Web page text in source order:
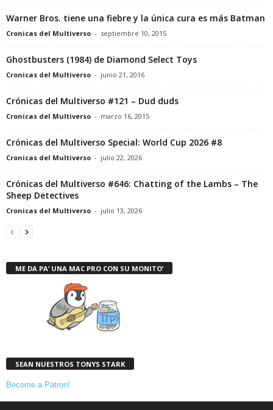
Warner Bros. tiene una fiebre y la única cura es más Batman
Cronicas del Multiverso - septiembre 10, 2015
Ghostbusters (1984) de Diamond Select Toys
Cronicas del Multiverso - junio 21, 2016
Crónicas del Multiverso #121 – Dud duds
Cronicas del Multiverso - marzo 16, 2015
Crónicas del Multiverso Special: World Cup 2026 #8
Cronicas del Multiverso - julio 22, 2026
Crónicas del Multiverso #646: Chatting of the Lambs – The
Sheep Detectives
Cronicas del Multiverso - julio 13, 2026
ME DA PA’ UNA MAC PRO CON SU MONITO’
SEAN NUESTROS TONYS STARK
Become a Patron!